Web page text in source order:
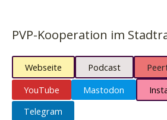
PVP-Kooperation im
Webseite Podcast
YouTube
Mastodon
Telegram